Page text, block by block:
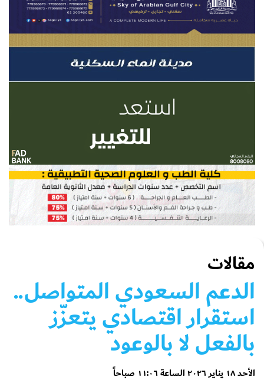
مقالات
الدعم السعودي المتواصل..
استقرار اقتصادي يتعزّز
بالفعل لا بالوعود
الأحد ١٨ يناير ٢٠٢٦ الساعة ١١:٠٦ صباحاً